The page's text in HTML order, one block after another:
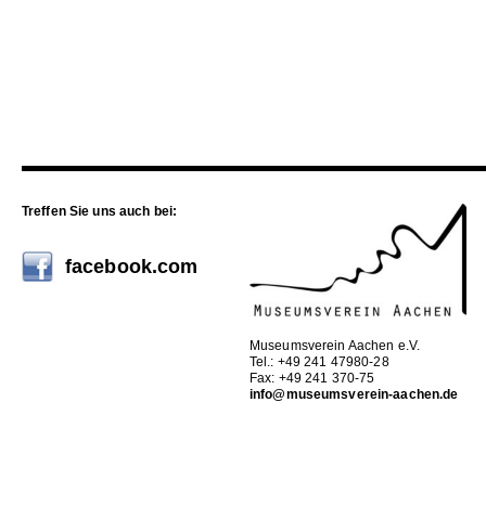
Treffen Sie uns auch bei:
facebook.com
Museumsverein Aachen e.V.
Tel.: +49 241 47980-28
Fax: +49 241 370-75
info@museumsverein-aachen.de